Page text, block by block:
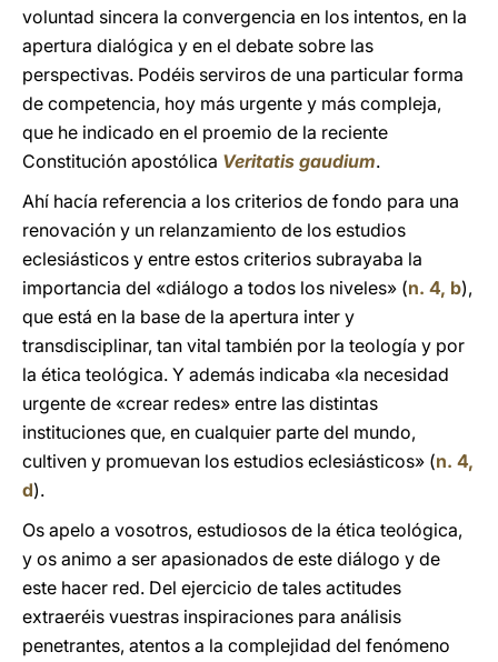
voluntad sincera la convergencia en los intentos, en la
apertura dialógica y en el debate sobre las
perspectivas. Podéis serviros de una particular forma
de competencia, hoy más urgente y más compleja,
que he indicado en el proemio de la reciente
Constitución apostólica Veritatis gaudium.
Ahí hacía referencia a los criterios de fondo para una
renovación y un relanzamiento de los estudios
eclesiásticos y entre estos criterios subrayaba la
importancia del «diálogo a todos los niveles» (n. 4, b),
que está en la base de la apertura inter y
transdisciplinar, tan vital también por la teología y por
la ética teológica. Y además indicaba «la necesidad
urgente de «crear redes» entre las distintas
instituciones que, en cualquier parte del mundo,
cultiven y promuevan los estudios eclesiásticos» (n. 4,
d).
Os apelo a vosotros, estudiosos de la ética teológica,
y os animo a ser apasionados de este diálogo y de
este hacer red. Del ejercicio de tales actitudes
extraeréis vuestras inspiraciones para análisis
penetrantes, atentos a la complejidad del fenómeno